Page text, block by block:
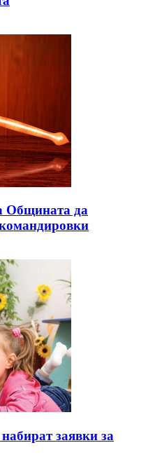
Общината да
командировки
заявки за